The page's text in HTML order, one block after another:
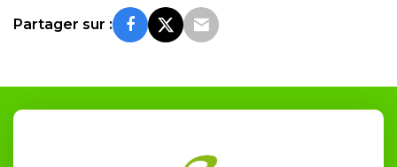
Partager sur :